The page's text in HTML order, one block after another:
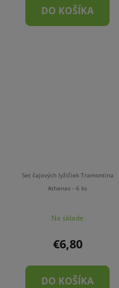
DO KOŠÍKA
Set čajových lyžičiek Tramontina
Athenas - 6 ks
Na sklade
€6,80
DO KOŠÍKA